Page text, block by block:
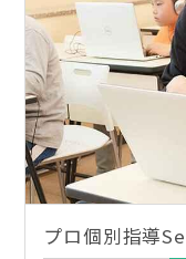
プロ個別指導